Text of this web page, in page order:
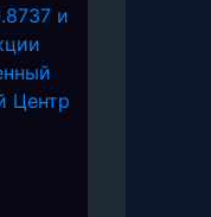
и
Центр